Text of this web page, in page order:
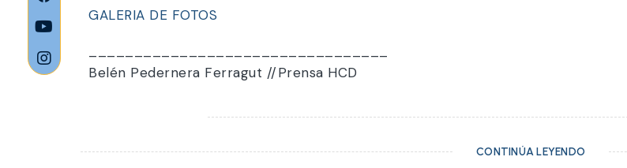
GALERIA DE FOTOS
Belén Pedernera Ferragut //Prensa HCD
CONTINÚA LEYENDO